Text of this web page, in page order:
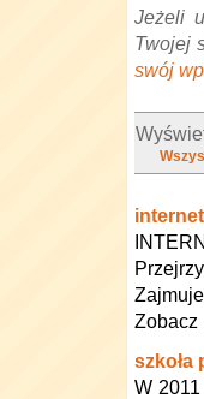
Jeżeli
Twojej
swój
Zobacz
szkoła
W